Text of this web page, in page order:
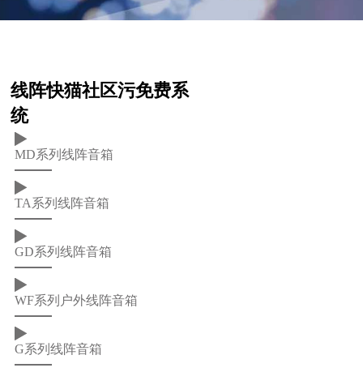
线阵快猫社区污免费系
统
MD系列线阵音箱
TA系列线阵音箱
GD系列线阵音箱
WF系列户外线阵音箱
G系列线阵音箱